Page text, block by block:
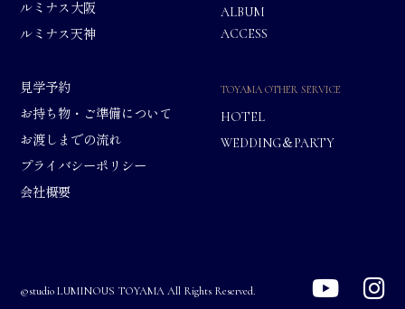
ルミナス大阪
ルミナス天神
ALBUM
ACCESS
見学予約
お持ち物・ご準備について
お渡しまでの流れ
プライバシーポリシー
会社概要
TOYAMA OTHER SERVICE
HOTEL
WEDDING＆PARTY
©studio LUMINOUS TOYAMA All Rights Reserved.